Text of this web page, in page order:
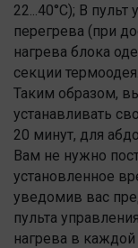
22...40°С); В
перегрева (при
нагрева блока
секции
Таким образом,
устанавливать
20 минут, для
Вам не нужно
установленное
уведомив вас
пульта
нагрева в